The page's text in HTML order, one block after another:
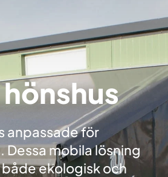
anpassade för
mobila lösning
både ekologisk och